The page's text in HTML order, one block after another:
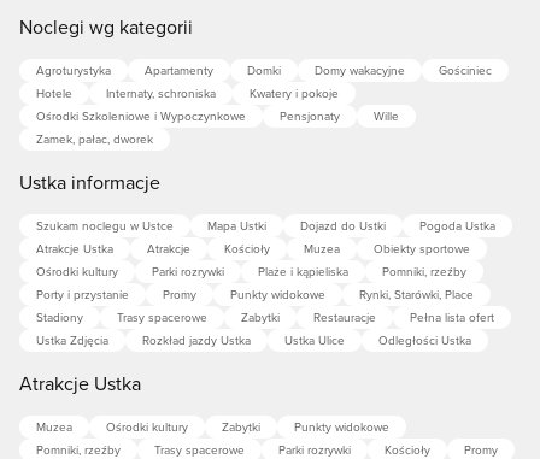
Noclegi wg kategorii
Agroturystyka Apartamenty Domki Domy wakacyjne
Gościniec
Hotele
Internaty, schroniska
Kwatery i pokoje
Ośrodki Szkoleniowe i Wypoczynkowe
Pensjonaty
Wille
Zamek, pałac, dworek
Ustka informacje
Szukam noclegu w Ustce Mapa Ustki Dojazd do Ustki
Pogoda Ustka
Atrakcje Ustka
Atrakcje Kościoły Muzea
Obiekty sportowe
Ośrodki kultury
Parki rozrywki Plaże i kąpieliska
Pomniki, rzeźby
Porty i przystanie
Promy Punkty widokowe
Rynki, Starówki, Place
Stadiony
Trasy spacerowe Zabytki Restauracje
Pełna lista ofert
Ustka Zdjęcia
Rozkład jazdy Ustka Ustka Ulice Odległości Ustka
Atrakcje Ustka
Muzea Ośrodki kultury Zabytki
Punkty widokowe
Pomniki, rzeźby
Trasy spacerowe Parki rozrywki Kościoły
Promy